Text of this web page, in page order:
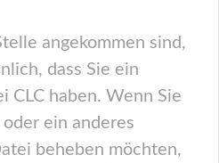
angekommen sind,
dass Sie ein
CLC haben. Wenn Sie
ein anderes
beheben möchten,